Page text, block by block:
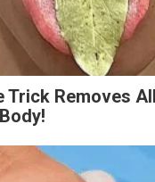
Trick Removes